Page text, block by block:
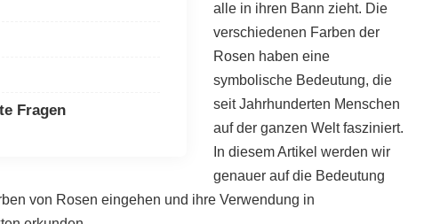
Fragen
alle in ihren Bann zieht. Die
verschiedenen Farben der
Rosen haben eine
symbolische Bedeutung, die
seit Jahrhunderten Menschen
auf der ganzen Welt fasziniert.
In diesem Artikel werden wir
genauer auf die Bedeutung
von Rosen eingehen und ihre Verwendung in